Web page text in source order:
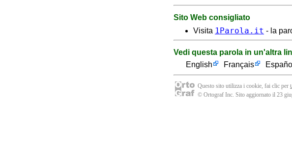
Sito Web consigliato
Visita 1Parola.it - la
Vedi questa parola in un'altra
English
Français Español
Questo sito utilizza i cookie, fai clic per
© Ortograf Inc. Sito aggiornato il 23